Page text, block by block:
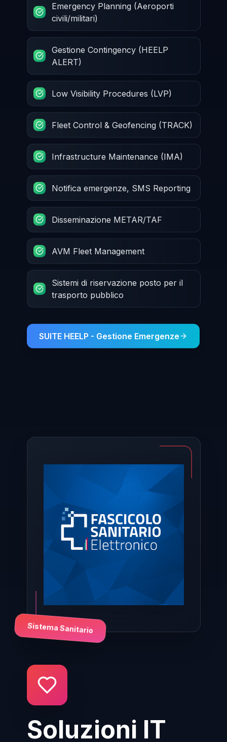
Emergency Planning (Aeroporti
civili/militari)
Gestione Contingency (HEELP
ALERT)
Low Visibility Procedures (LVP)
Fleet Control & Geofencing (TRACK)
Infrastructure Maintenance (IMA)
Notifica emergenze, SMS Reporting
Disseminazione METAR/TAF
AVM Fleet Management
Sistemi di riservazione posto per il
trasporto pubblico
SUITE HEELP - Gestione Emergenze
Soluzioni IT
Sistema Sanitario